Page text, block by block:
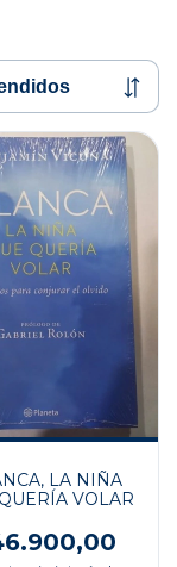
LA NIÑA
VOLAR